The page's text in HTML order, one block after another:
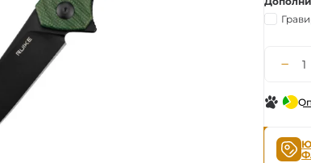
Тактические
Для защитников